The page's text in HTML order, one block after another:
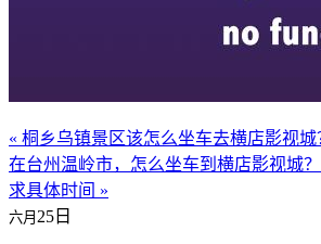
« 桐乡乌镇景区该怎么坐车去横店影视
在台州温岭市，怎么坐车到横店影视城
求具体时间 »
六月 25日